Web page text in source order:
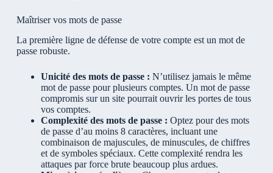
Maîtriser vos mots de passe
La première ligne de défense de votre compte est un mot de
passe robuste.
Unicité des mots de passe : N’utilisez jamais le même
mot de passe pour plusieurs comptes. Un mot de passe
compromis sur un site pourrait ouvrir les portes de tous
vos comptes.
Complexité des mots de passe : Optez pour des mots
de passe d’au moins 8 caractères, incluant une
combinaison de majuscules, de minuscules, de chiffres
et de symboles spéciaux. Cette complexité rendra les
attaques par force brute beaucoup plus ardues.